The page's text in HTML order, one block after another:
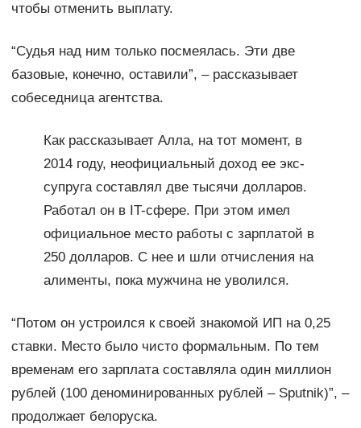
чтобы отменить выплату.
“Судья над ним только посмеялась. Эти две
базовые, конечно, оставили”, – рассказывает
собеседница агентства.
Как рассказывает Алла, на тот момент, в
2014 году, неофициальный доход ее экс-
супруга составлял две тысячи долларов.
Работал он в IT-сфере. При этом имел
официальное место работы с зарплатой в
250 долларов. С нее и шли отчисления на
алименты, пока мужчина не уволился.
“Потом он устроился к своей знакомой ИП на 0,25
ставки. Место было чисто формальным. По тем
временам его зарплата составляла один миллион
рублей (100 деноминированных рублей – Sputnik)”, –
продолжает белоруска.